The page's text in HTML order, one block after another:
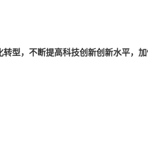
型，不断提高科技创新创新水平，